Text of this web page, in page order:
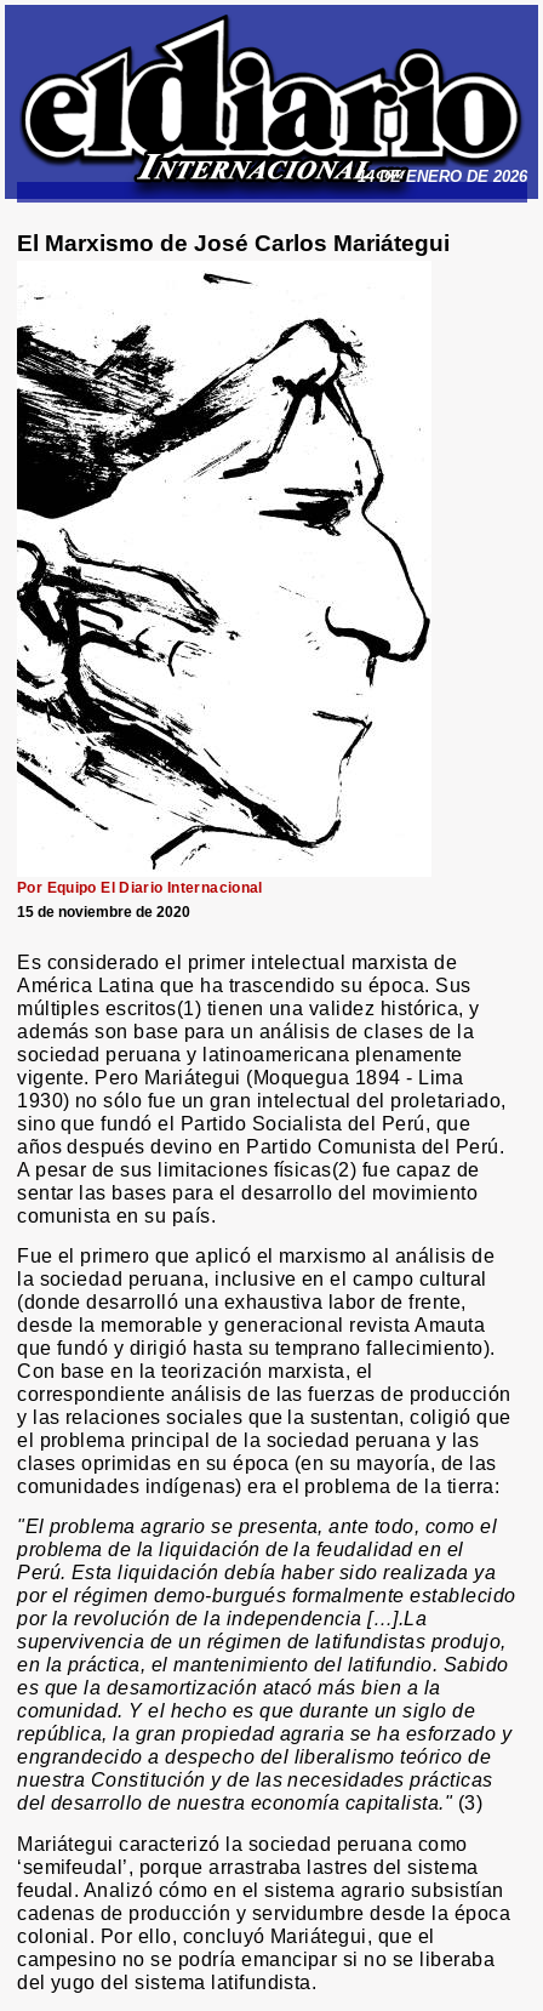
14 DE ENERO DE 2026
El Marxismo de José Carlos Mariátegui
Por Equipo El Diario Internacional
15 de noviembre de 2020
Es considerado el primer intelectual marxista de
América Latina que ha trascendido su época. Sus
múltiples escritos(1) tienen una validez histórica, y
además son base para un análisis de clases de la
sociedad peruana y latinoamericana plenamente
vigente. Pero Mariátegui (Moquegua 1894 - Lima
1930) no sólo fue un gran intelectual del proletariado,
sino que fundó el Partido Socialista del Perú, que
años después devino en Partido Comunista del Perú.
A pesar de sus limitaciones físicas(2) fue capaz de
sentar las bases para el desarrollo del movimiento
comunista en su país.
Fue el primero que aplicó el marxismo al análisis de
la sociedad peruana, inclusive en el campo cultural
(donde desarrolló una exhaustiva labor de frente,
desde la memorable y generacional revista Amauta
que fundó y dirigió hasta su temprano fallecimiento).
Con base en la teorización marxista, el
correspondiente análisis de las fuerzas de producción
y las relaciones sociales que la sustentan, coligió que
el problema principal de la sociedad peruana y las
clases oprimidas en su época (en su mayoría, de las
comunidades indígenas) era el problema de la tierra:
"El problema agrario se presenta, ante todo, como el
problema de la liquidación de la feudalidad en el
Perú. Esta liquidación debía haber sido realizada ya
por el régimen demo-burgués formalmente establecido
por la revolución de la independencia […].La
supervivencia de un régimen de latifundistas produjo,
en la práctica, el mantenimiento del latifundio. Sabido
es que la desamortización atacó más bien a la
comunidad. Y el hecho es que durante un siglo de
república, la gran propiedad agraria se ha esforzado y
engrandecido a despecho del liberalismo teórico de
nuestra Constitución y de las necesidades prácticas
del desarrollo de nuestra economía capitalista." (3)
Mariátegui caracterizó la sociedad peruana como
‘semifeudal’, porque arrastraba lastres del sistema
feudal. Analizó cómo en el sistema agrario subsistían
cadenas de producción y servidumbre desde la época
colonial. Por ello, concluyó Mariátegui, que el
campesino no se podría emancipar si no se liberaba
del yugo del sistema latifundista.